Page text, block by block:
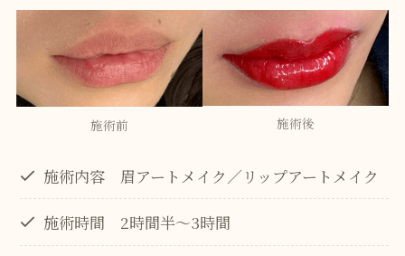
施術前 施術後
施術内容 眉アートメイク／リップアートメイク
施術時間 2時間半～3時間